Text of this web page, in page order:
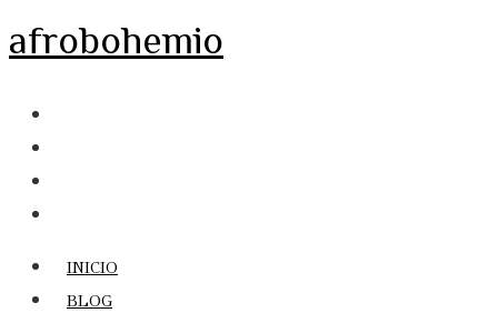
al
afrobohemio
INICIO
BLOG